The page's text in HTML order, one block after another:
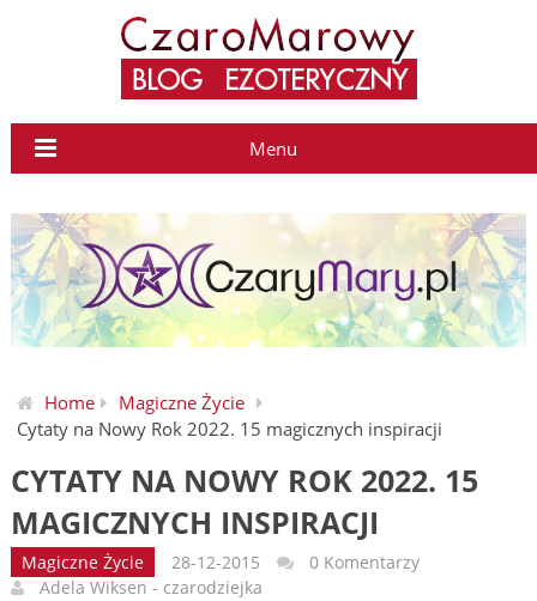
Menu
Home
Magiczne Życie
Cytaty na Nowy Rok 2022. 15 magicznych inspiracji
CYTATY NA NOWY ROK 2022. 15
MAGICZNYCH INSPIRACJI
Magiczne Życie 28-12-2015
0 Komentarzy
Adela Wiksen - czarodziejka